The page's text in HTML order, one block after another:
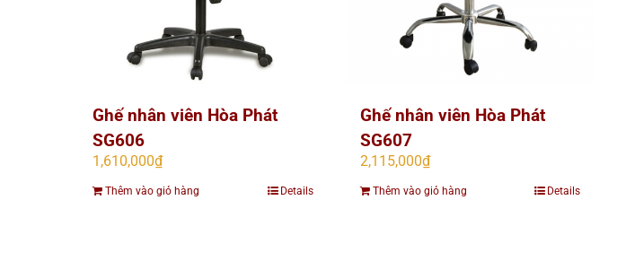
Ghế nhân viên Hòa Phát
SG606
1,610,000₫
Thêm vào giỏ hàng Details
Ghế nhân viên Hòa Phát
SG607
2,115,000₫
Thêm vào giỏ hàng Details